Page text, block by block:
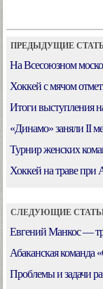
ПРЕДЫДУЩИЕ
На Всесоюзном
Хоккей с мячом
Итоги выступления
«Динамо» заняли II
Турнир женских
Хоккей на траве при
СЛЕДУЮЩИЕ
Евгений Манкос —
Абаканская команда
Проблемы и задачи